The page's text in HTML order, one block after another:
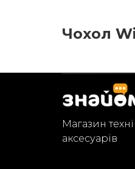
Чохол
Магазин
аксесуарів